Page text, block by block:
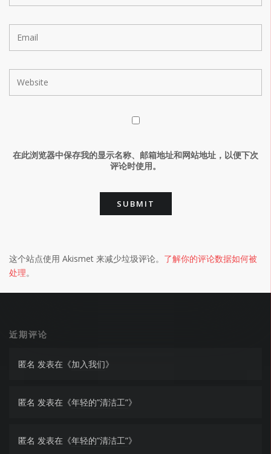
在此浏览器中保存我的显示名称、邮箱地址和网站地址，以便下次
评论时使用。
这个站点使用 Akismet 来减少垃圾评论。 了解你的评论数据如何被
处理。
近期评论
匿名 发表在《加入我们》
匿名 发表在《年轻的”清洁工”》
匿名 发表在《年轻的”清洁工”》